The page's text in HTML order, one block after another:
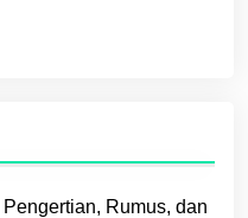
Rumus, dan